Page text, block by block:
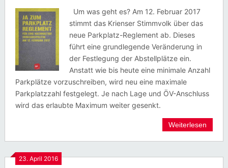
Um was geht es? Am 12. Februar 2017
stimmt das Krienser Stimmvolk über das
neue Parkplatz-Reglement ab. Dieses
führt eine grundlegende Veränderung in
der Festlegung der Abstellplätze ein.
Anstatt wie bis heute eine minimale Anzahl
Parkplätze vorzuschreiben, wird neu eine maximale
Parkplatzzahl festgelegt. Je nach Lage und ÖV-Anschluss
wird das erlaubte Maximum weiter gesenkt.
Weiterlesen
23. April 2016